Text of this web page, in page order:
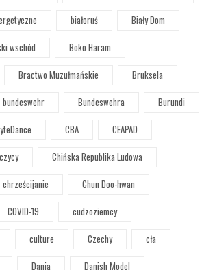
białoruś
Biały Dom
wschód
Boko Haram
Bractwo Muzułmańskie
Bruksela
bundeswehr Bundeswehra
Burundi
CBA
CEAPAD
Chińska Republika Ludowa
chrześcijanie
Chun Doo-hwan
COVID-19
cudzoziemcy
culture Czechy
cła
Dania Danish Model